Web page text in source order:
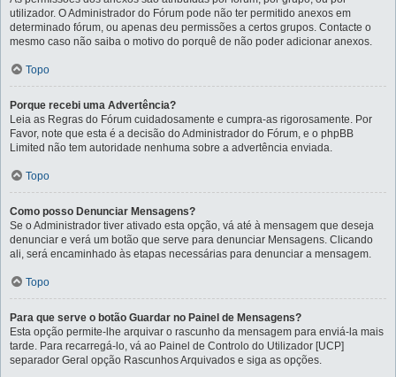
utilizador. O Administrador do Fórum pode não ter permitido anexos em
determinado fórum, ou apenas deu permissões a certos grupos. Contacte o
mesmo caso não saiba o motivo do porquê de não poder adicionar anexos.
Topo
Porque recebi uma Advertência?
Leia as Regras do Fórum cuidadosamente e cumpra-as rigorosamente. Por
Favor, note que esta é a decisão do Administrador do Fórum, e o phpBB
Limited não tem autoridade nenhuma sobre a advertência enviada.
Topo
Como posso Denunciar Mensagens?
Se o Administrador tiver ativado esta opção, vá até à mensagem que deseja
denunciar e verá um botão que serve para denunciar Mensagens. Clicando
ali, será encaminhado às etapas necessárias para denunciar a mensagem.
Topo
Para que serve o botão Guardar no Painel de Mensagens?
Esta opção permite-lhe arquivar o rascunho da mensagem para enviá-la mais
tarde. Para recarregá-lo, vá ao Painel de Controlo do Utilizador [UCP]
separador Geral opção Rascunhos Arquivados e siga as opções.